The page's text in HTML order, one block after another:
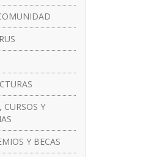
CURSOS Y
Y BECAS